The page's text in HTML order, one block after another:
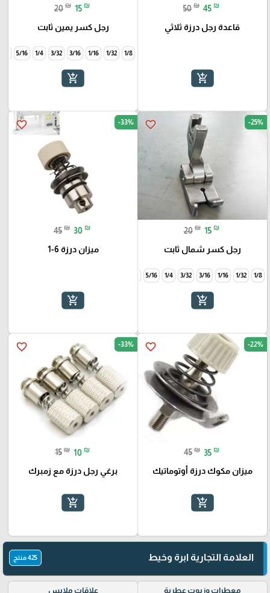
50 ₪ 45 ₪
قاعدة رجل درزة ثلاثي
add_shopping_cart
20 ₪ 15 ₪
رجل كسر يمين ثابت
1/8
1/32
1/16
3/16
3/32
1/4
5/16
add_shopping_cart
favorite_border -25%
20 ₪ 15 ₪
رجل كسر شمال ثابت
1/8
1/32
1/16
3/16
3/32
1/4
5/16
add_shopping_cart
favorite_border -33%
45 ₪ 30 ₪
ميزان درزة 6-1
add_shopping_cart
favorite_border -22%
45 ₪ 35 ₪
ميزان مكوك درزة أوتوماتيك
add_shopping_cart
favorite_border -33%
15 ₪ 10 ₪
برغي رجل درزة مع زمبرك
add_shopping_cart
العلامة التجارية ابرة وخيط 425 منتج
معطرات وزيوت عطرية علاقات ملابس